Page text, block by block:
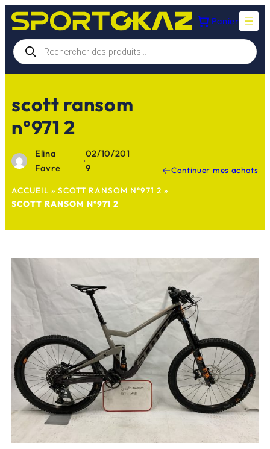
Aller
au
contenu
Panier
Recherche
de
produits
scott ransom
n°971 2
Elina
Favre
·
02/10/201
9
Continuer mes achats
ACCUEIL » SCOTT RANSOM N°971 2 »
SCOTT RANSOM N°971 2